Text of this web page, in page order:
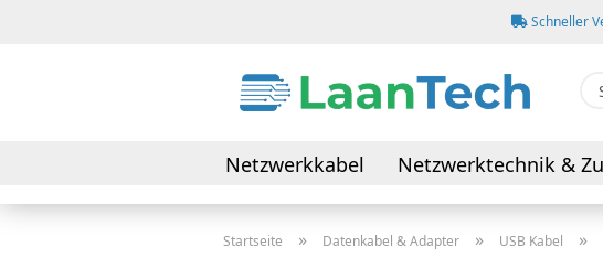
Schneller
Netzwerkkabel Netzwerktechnik &
Daten- & Verbindungskabel
AV-
Startseite » Datenkabel & Adapter » USB Kabel »